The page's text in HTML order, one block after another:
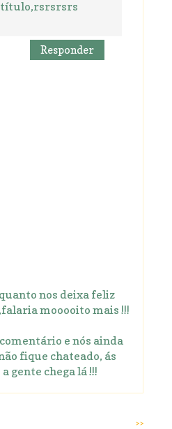
título,rsrsrsrs
Responder
quanto nos deixa feliz
mooooito mais !!!
e nós ainda
fique chateado, ás
gente chega lá !!!
>>